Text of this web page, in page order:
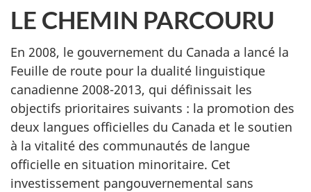
LE CHEMIN PARCOURU
En 2008, le gouvernement du Canada a lancé la
Feuille de route pour la dualité linguistique
canadienne 2008-2013, qui définissait les
objectifs prioritaires suivants : la promotion des
deux langues officielles du Canada et le soutien
à la vitalité des communautés de langue
officielle en situation minoritaire. Cet
investissement pangouvernemental sans